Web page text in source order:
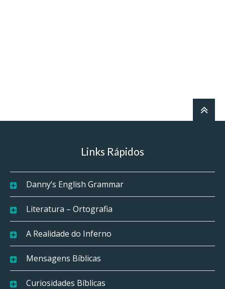
Links Rápidos
Danny’s English Grammar
Literatura – Ortografia
A Realidade do Inferno
Mensagens Bíblicas
Curiosidades Bíblicas